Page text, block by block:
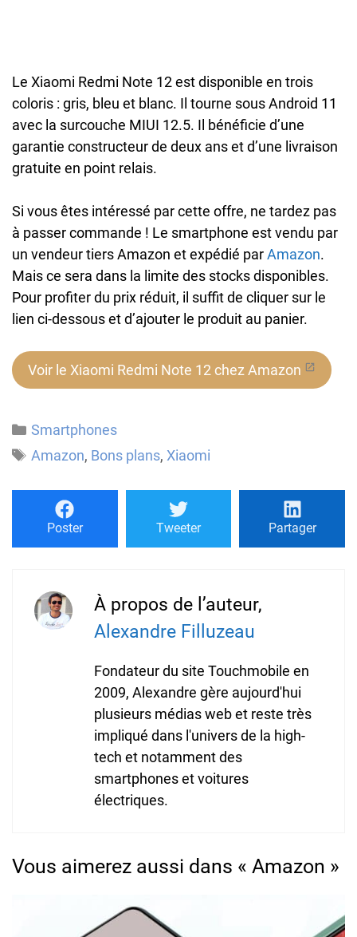
Le Xiaomi Redmi Note 12 est disponible en trois
coloris : gris, bleu et blanc. Il tourne sous Android 11
avec la surcouche MIUI 12.5. Il bénéficie d’une
garantie constructeur de deux ans et d’une livraison
gratuite en point relais.
Si vous êtes intéressé par cette offre, ne tardez pas
à passer commande ! Le smartphone est vendu par
un vendeur tiers Amazon et expédié parAmazon.
Mais ce sera dans la limite des stocks disponibles.
Pour profiter du prix réduit, il suffit de cliquer sur le
lien ci-dessous et d’ajouter le produit au panier.
Voir le Xiaomi Redmi Note 12 chez Amazon
Catégories
Smartphones
Étiquettes
Amazon, Bons plans, Xiaomi
Poster Tweeter Partager
À propos de l’auteur,
Alexandre Filluzeau
Fondateur du site Touchmobile en
2009, Alexandre gère aujourd'hui
plusieurs médias web et reste très
impliqué dans l'univers de la high-
tech et notamment des
smartphones et voitures
électriques.
Vous aimerez aussi dans « Amazon »